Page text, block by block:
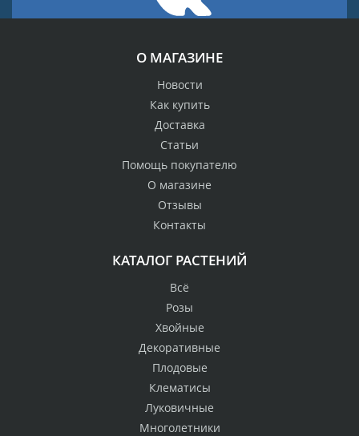
О МАГАЗИНЕ
Новости
Как купить
Доставка
Статьи
Помощь покупателю
О магазине
Отзывы
Контакты
КАТАЛОГ РАСТЕНИЙ
Всё
Розы
Хвойные
Декоративные
Плодовые
Клематисы
Луковичные
Многолетники